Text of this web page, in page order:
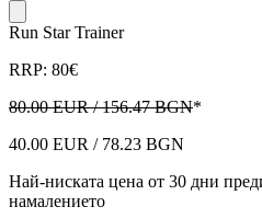
Run Star Trainer
RRP: 80€
80.00 EUR / 156.47 BGN*
40.00 EUR / 78.23 BGN
Най-ниската цена от 30 дни
намалението